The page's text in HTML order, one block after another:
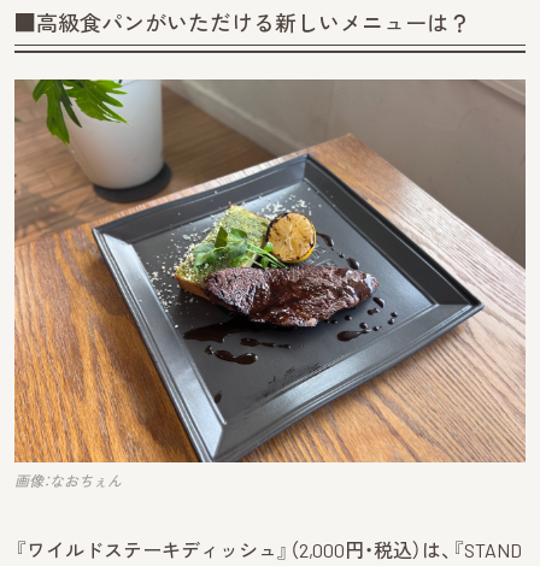
■高級食パンがいただける新しいメニューは？
画像：なおちぇん
『ワイルドステーキディッシュ』（2,000円・税込）は、『STAND